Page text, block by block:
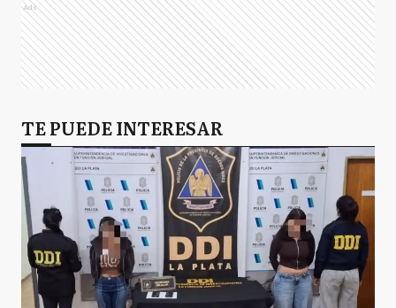
Ads
TE PUEDE INTERESAR